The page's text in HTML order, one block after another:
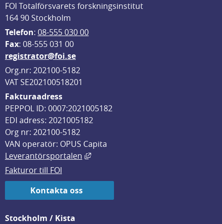
FOI Totalförsvarets forskningsinstitut
164 90 Stockholm
Telefon: 08-555 030 00
Fax: 08-555 031 00
registrator@foi.se
Org.nr: 202100-5182
VAT SE202100518201
Fakturaadress
PEPPOL ID: 0007:2021005182
EDI adress: 2021005182
Org nr: 202100-5182
VAN operatör: OPUS Capita
Leverantörsportalen
Länk till annan webbplats, öppnas
Fakturor till FOI
Kontakta oss
Stockholm / Kista